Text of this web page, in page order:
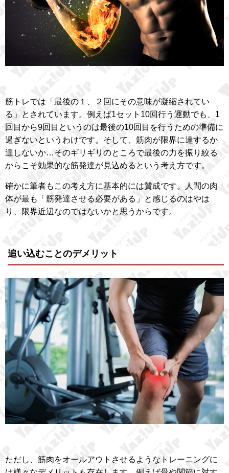
筋トレでは「最後の１、２回にその意味が凝縮されてい
る」とされています。例えば1セット10回行う運動でも、1
回目から9回目というのは最後の10回目を行うための準備に
過ぎないというわけです。そして、筋肉が限界に達するか
達しないか…そのギリギリのところで最後の力を振り絞る
からこそ効果的な筋発達が見込めるという考え方です。
確かに筆者もこの考え方に基本的には賛成です。人間の肉
体が最も「筋発達させる必要がある」と感じるのはやは
り、限界近辺なのではないかと思うからです。
追い込むことのデメリット
ただし、筋肉をオールアウトさせるようなトレーニングに